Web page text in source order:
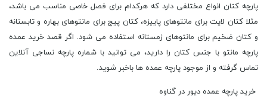
پارچه کتان انواع مختلفی دارد که هرکدام برای فصل خاصی مناسب می باشد،
مثلا کتان لایت برای مانتوهای پاییزه، کتان پیج برای مانتوهای بهاره و تابستانه
و کتان ضخیم برای مانتوهای زمستانه استفاده می شود. اگر قصد خرید عمده
پارچه مانتو با جنس کتان را دارید، می توانید با شماره پارچه نساجی آنلاین
تماس گرفته و از موجود پارچه عمده ها باخبر شوید.
خرید پارچه عمده دیور در گناوه